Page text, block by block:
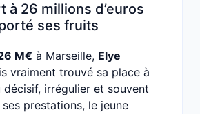
à 26 millions d’euros
ses fruits
M€ à Marseille, Elye
vraiment trouvé sa place à
décisif, irrégulier et souvent
prestations, le jeune